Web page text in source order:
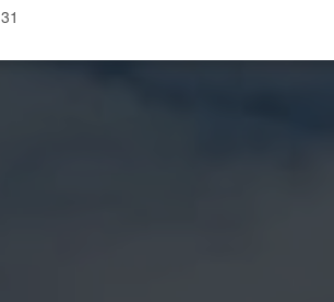
31